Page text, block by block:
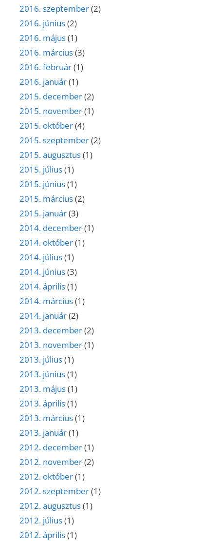
2016. szeptember(2)
2016. június(2)
2016. május(1)
2016. március(3)
2016. február(1)
2016. január(1)
2015. december(2)
2015. november(1)
2015. október(4)
2015. szeptember(2)
2015. augusztus(1)
2015. július(1)
2015. június(1)
2015. március(2)
2015. január(3)
2014. december(1)
2014. október(1)
2014. július(1)
2014. június(3)
2014. április(1)
2014. március(1)
2014. január(2)
2013. december(2)
2013. november(1)
2013. július(1)
2013. június(1)
2013. május(1)
2013. április(1)
2013. március(1)
2013. január(1)
2012. december(1)
2012. november(2)
2012. október(1)
2012. szeptember(1)
2012. augusztus(1)
2012. július(1)
2012. április(1)